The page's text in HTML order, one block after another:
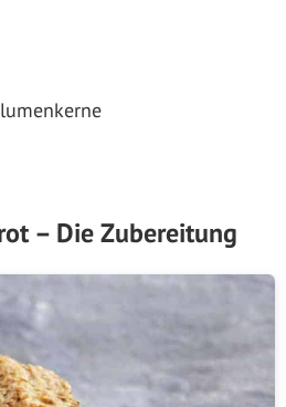
– Die Zubereitung